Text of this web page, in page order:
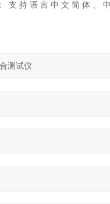
支 持 语 言 中 文 简 体 、